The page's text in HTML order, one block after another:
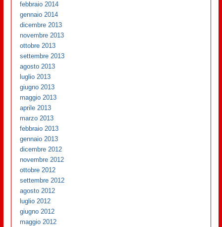
febbraio 2014
gennaio 2014
dicembre 2013
novembre 2013
ottobre 2013
settembre 2013
agosto 2013
luglio 2013
giugno 2013
maggio 2013
aprile 2013
marzo 2013
febbraio 2013
gennaio 2013
dicembre 2012
novembre 2012
ottobre 2012
settembre 2012
agosto 2012
luglio 2012
giugno 2012
maggio 2012